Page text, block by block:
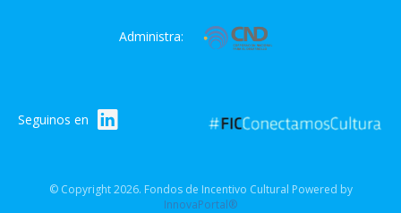
Administra:
Seguinos en
© Copyright 2026. Fondos de Incentivo Cultural Powered by
InnovaPortal®